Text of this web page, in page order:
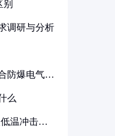
调研与分析
防爆电气设
么
温冲击要